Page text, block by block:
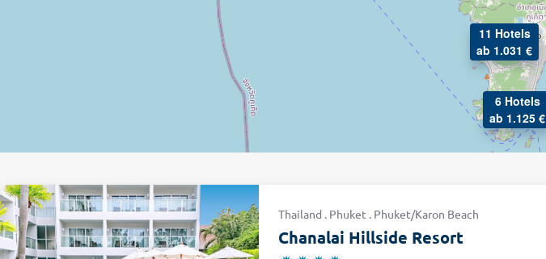
11 Hotels
ab 1.031 €
6 Hotels
ab 1.125 €
Thailand . Phuket . Phuket/Karon Beach
Chanalai Hillside Resort